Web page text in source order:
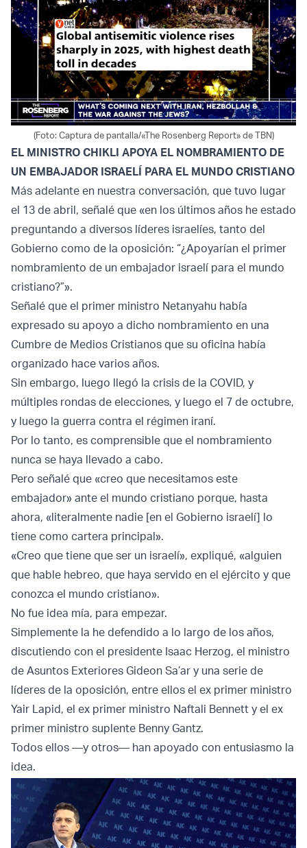
(Foto: Captura de pantalla/«The Rosenberg Report» de TBN)
EL MINISTRO CHIKLI APOYA EL NOMBRAMIENTO DE
UN EMBAJADOR ISRAELÍ PARA EL MUNDO CRISTIANO
Más adelante en nuestra conversación, que tuvo lugar
el 13 de abril, señalé que «en los últimos años he estado
preguntando a diversos líderes israelíes, tanto del
Gobierno como de la oposición: “¿Apoyarían el primer
nombramiento de un embajador israelí para el mundo
cristiano?”».
Señalé que el primer ministro Netanyahu había
expresado su apoyo a dicho nombramiento en una
Cumbre de Medios Cristianos que su oficina había
organizado hace varios años.
Sin embargo, luego llegó la crisis de la COVID, y
múltiples rondas de elecciones, y luego el 7 de octubre,
y luego la guerra contra el régimen iraní.
Por lo tanto, es comprensible que el nombramiento
nunca se haya llevado a cabo.
Pero señalé que «creo que necesitamos este
embajador» ante el mundo cristiano porque, hasta
ahora, «literalmente nadie [en el Gobierno israelí] lo
tiene como cartera principal».
«Creo que tiene que ser un israelí», expliqué, «alguien
que hable hebreo, que haya servido en el ejército y que
conozca el mundo cristiano».
No fue idea mía, para empezar.
Simplemente la he defendido a lo largo de los años,
discutiendo con el presidente Isaac Herzog, el ministro
de Asuntos Exteriores Gideon Sa’ar y una serie de
líderes de la oposición, entre ellos el ex primer ministro
Yair Lapid, el ex primer ministro Naftali Bennett y el ex
primer ministro suplente Benny Gantz.
Todos ellos —y otros— han apoyado con entusiasmo la
idea.